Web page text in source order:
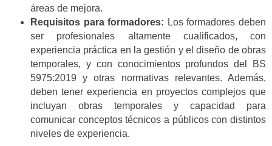
áreas de mejora.
Requisitos para formadores: Los formadores deben
ser profesionales altamente cualificados, con
experiencia práctica en la gestión y el diseño de obras
temporales, y con conocimientos profundos del BS
5975:2019 y otras normativas relevantes. Además,
deben tener experiencia en proyectos complejos que
incluyan obras temporales y capacidad para
comunicar conceptos técnicos a públicos con distintos
niveles de experiencia.